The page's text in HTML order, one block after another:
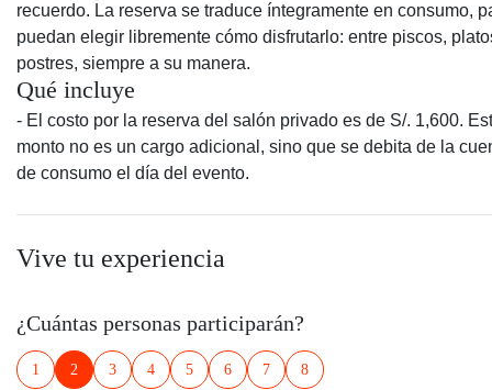
recuerdo. La reserva se traduce íntegramente en consumo,
puedan elegir libremente cómo disfrutarlo: entre piscos,
postres, siempre a su manera.
Qué incluye
- El costo por la reserva del salón privado es de S/. 1,600.
monto no es un cargo adicional, sino que se debita de la
de consumo el día del evento.
Vive tu experiencia
¿Cuántas personas participarán?
1 2 3 4 5 6 7 8